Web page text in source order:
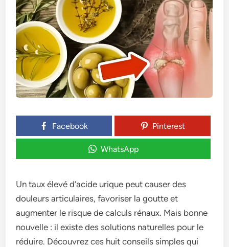
Facebook Pinterest
WhatsApp
Un taux élevé d’acide urique peut causer des
douleurs articulaires, favoriser la goutte et
augmenter le risque de calculs rénaux. Mais bonne
nouvelle : il existe des solutions naturelles pour le
réduire. Découvrez ces huit conseils simples qui